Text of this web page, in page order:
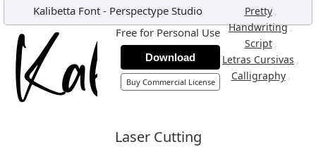
Kalibetta Font- Perspectype Studio Pretty ,
Handwriting,
Script ,
Letras Cursivas ,
Calligraphy ,
Free for Personal Use
Download
Buy Commercial License
Laser Cutting